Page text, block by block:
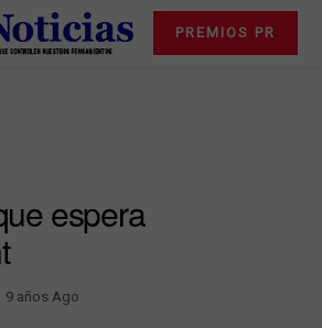
PREMIOS PR
espera
9 años Ago